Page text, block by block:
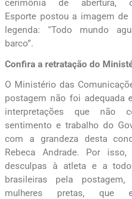
cerimônia de abertura,
Esporte postou a imagem
legenda: “Todo mundo
barco”.
Confira a retratação do
O Ministério das
postagem não foi adequada
interpretações que não
sentimento e trabalho do
com a grandeza desta
Rebeca Andrade. Por
desculpas à atleta e a
brasileiras pela postagem,
mulheres pretas, que